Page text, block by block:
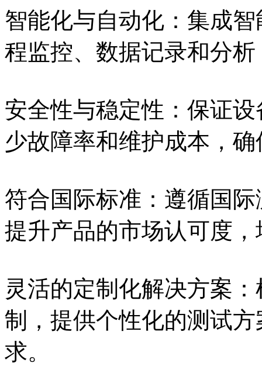
智能化与自动化：集成
程监控、数据记录和分
安全性与稳定性：保证
少故障率和维护成本，
符合国际标准：遵循国
提升产品的市场认可度
灵活的定制化解决方案
制，提供个性化的测试
求。